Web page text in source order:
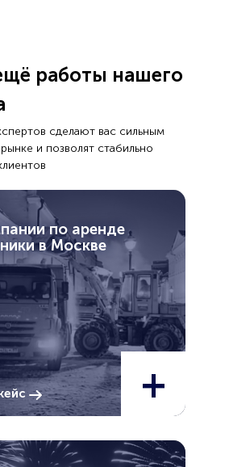
работы нашего
сделают вас сильным
и позволят стабильно
по аренде
в Москве
+